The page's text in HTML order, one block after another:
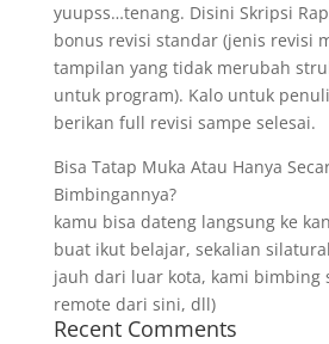
yuupss…tenang. Disini Skripsi
bonus revisi standar (jenis revisi
tampilan yang tidak merubah
untuk program). Kalo untuk
berikan full revisi sampe selesai.
Bisa Tatap Muka Atau Hanya
Bimbingannya?
kamu bisa dateng langsung ke
buat ikut belajar, sekalian
jauh dari luar kota, kami bimbing
remote dari sini, dll)
Recent Comments